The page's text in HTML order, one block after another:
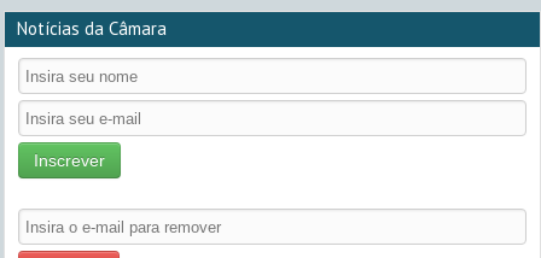
Notícias da Câmara
Inscrever